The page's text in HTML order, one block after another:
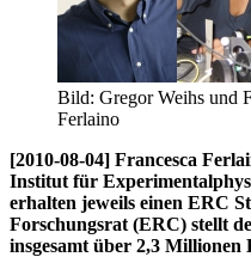
Bild: Gregor Weihs und
Ferlaino
[2010-08-04] Francesca
Institut für
erhalten jeweils einen ERC
Forschungsrat (ERC) stellt
insgesamt über 2,3